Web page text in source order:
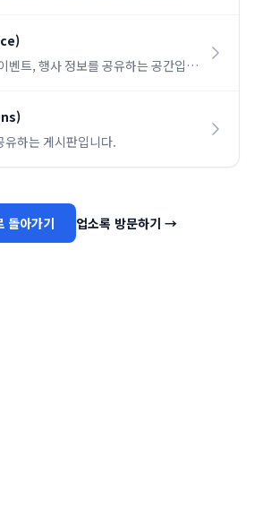
)
벤트, 행사 정보를 공유하는 공간입니
)
유하는 게시판입니다.
돌아가기 업소록 방문하기 →